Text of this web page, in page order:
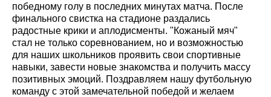
победному голу в последних минутах матча. После
финального свистка на стадионе раздались
радостные крики и аплодисменты. "Кожаный мяч"
стал не только соревнованием, но и возможностью
для наших школьников проявить свои спортивные
навыки, завести новые знакомства и получить массу
позитивных эмоций. Поздравляем нашу футбольную
команду с этой замечательной победой и желаем